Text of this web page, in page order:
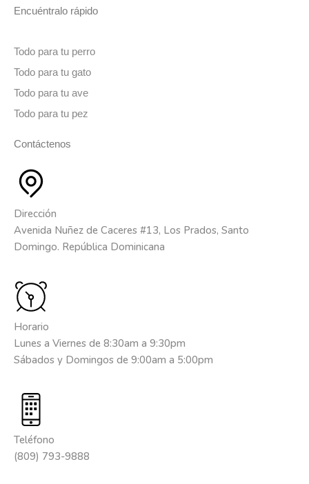
Encuéntralo rápido
Todo para tu perro
Todo para tu gato
Todo para tu ave
Todo para tu pez
Contáctenos
Dirección
Avenida Nuñez de Caceres #13, Los Prados, Santo
Domingo. República Dominicana
Horario
Lunes a Viernes de 8:30am a 9:30pm
Sábados y Domingos de 9:00am a 5:00pm
Teléfono
(809) 793-9888